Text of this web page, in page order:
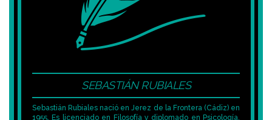
SEBASTIÁN RUBIALES
Sebastián Rubiales nació en Jerez de la Frontera (Cádiz) en
1955. Es licenciado en Filosofía y diplomado en Psicología.